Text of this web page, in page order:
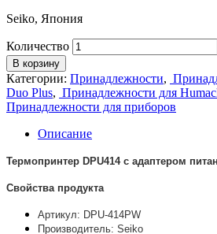
Seiko, Япония
Количество
В корзину
Категории: Принадлежности,
Duo Plus, Принадлежности для
Принадлежности для приборов
Описание
Термопринтер DPU414 c адаптером
Свойства продукта
Артикул: DPU-414PW
Производитель: Seiko